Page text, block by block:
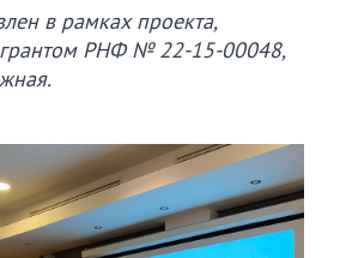
в рамках проекта,
РНФ № 22-15-00048,